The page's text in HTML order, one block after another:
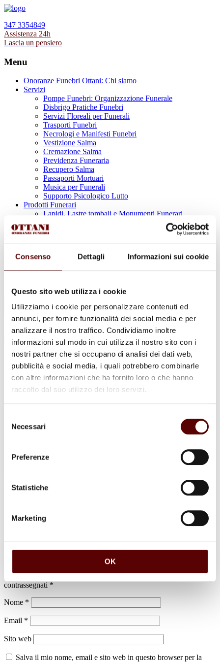
Consenso Dettagli Informazioni sui cookie
Questo sito web utilizza i cookie
Utilizziamo i cookie per personalizzare contenuti ed
annunci, per fornire funzionalità dei social media e per
analizzare il nostro traffico. Condividiamo inoltre
informazioni sul modo in cui utilizza il nostro sito con i
nostri partner che si occupano di analisi dei dati web,
pubblicità e social media, i quali potrebbero combinarle
con altre informazioni che ha fornito loro o che hanno
raccolto dal suo utilizzo dei loro servizi.
delNecessari
Preferenze
Statistiche
Marketing
OK
347 3354849
Assistenza 24h
Lascia un pensiero
Menu
Onoranze Funebri Ottani: Chi siamo
Servizi
Pompe Funebri: Organizzazione Funerale
Disbrigo Pratiche Funebri
Servizi Floreali per Funerali
Trasporti Funebri
Necrologi e Manifesti Funebri
Vestizione Salma
Cremazione Salma
Previdenza Funeraria
Recupero Salma
Passaporti Mortuari
Musica per Funerali
Supporto Psicologico Lutto
Prodotti Funerari
Lapidi, Lastre tombali e Monumenti Funerari
Urne Cinerarie
Allestimento Funebre
Necrologi
per:
Isidoro Gambini
- Nino -
16 Maggio 1925 - 12 Marzo 2022
Cimitero di Castello d'Argile
Il tuo indirizzo email non sarà pubblicato. I campi obbligatori sono
contrassegnati *
Nome *
Email *
Sito web
Salva il mio nome, email e sito web in questo browser per la